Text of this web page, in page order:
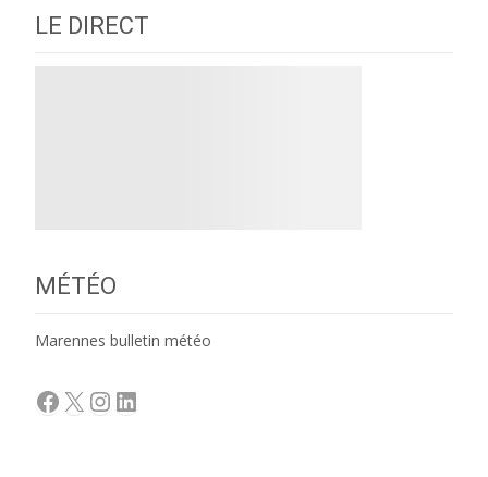
LE DIRECT
MÉTÉO
Marennes bulletin météo
Facebook
X Instagram
LinkedIn